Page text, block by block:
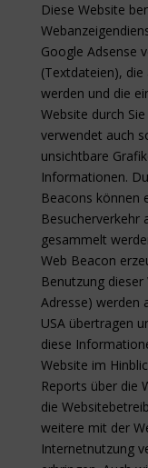
Diese Website
Google Adsense
(Textdateien),
werden und die
Website durch
verwendet auch
unsichtbare
Informationen.
Beacons können
Besucherverkehr
gesammelt
Web Beacon
Benutzung
Adresse) werden
USA übertragen
diese
Website im
Reports über die
die
weitere mit der
Internetnutzung